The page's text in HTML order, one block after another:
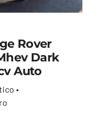
Range
2.0d i4
auto
Rover
Dark
Auto
•